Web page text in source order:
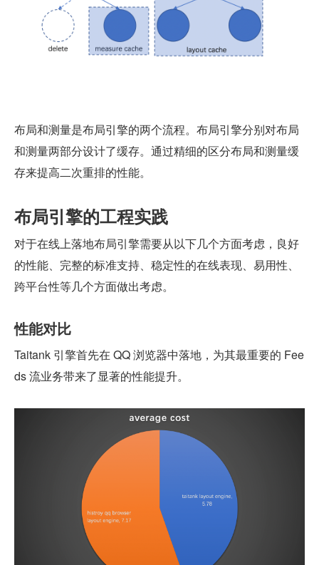
布局和测量是布局引擎的两个流程。布局引擎分别对布局
和测量两部分设计了缓存。通过精细的区分布局和测量缓
存来提高二次重排的性能。
布局引擎的工程实践
对于在线上落地布局引擎需要从以下几个方面考虑，良好
的性能、完整的标准支持、稳定性的在线表现、易用性、
跨平台性等几个方面做出考虑。
性能对比
Taitank 引擎首先在 QQ 浏览器中落地，为其最重要的 Fee
ds 流业务带来了显著的性能提升。